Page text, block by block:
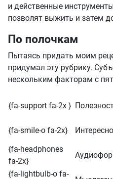
и действенные
позволят выжить и затем
По полочкам
Пытаясь придать моим
придумал эту рубрику.
нескольким факторам с
{fa-support fa-2x }
{fa-smile-o fa-2x}
{fa-headphones
fa-2x}
{fa-lightbulb-o fa-